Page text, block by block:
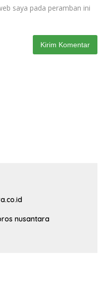
saya pada peramban ini
nusantara